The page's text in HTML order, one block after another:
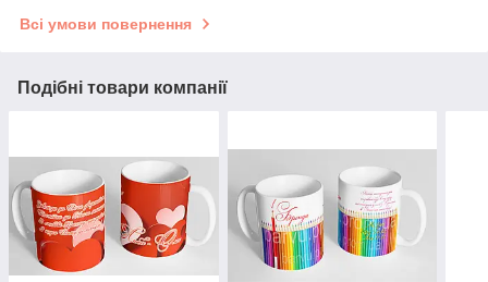
Всі умови повернення
Подібні товари компанії